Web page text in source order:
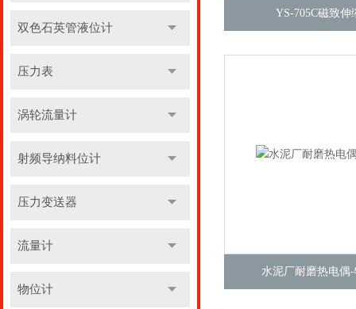
双色石英管液位计
压力表
涡轮流量计
射频导纳料位计
压力变送器
流量计
物位计
YS-705C磁致伸
水泥厂耐磨热电偶